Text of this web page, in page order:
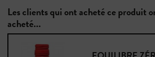
Les clients qui ont acheté ce produit
acheté...